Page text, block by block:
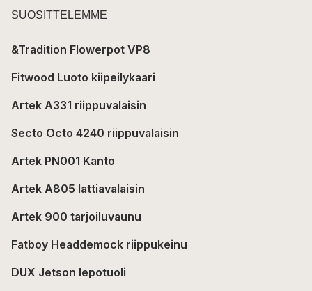
SUOSITTELEMME
&Tradition Flowerpot VP8
Fitwood Luoto kiipeilykaari
Artek A331 riippuvalaisin
Secto Octo 4240 riippuvalaisin
Artek PN001 Kanto
Artek A805 lattiavalaisin
Artek 900 tarjoiluvaunu
Fatboy Headdemock riippukeinu
DUX Jetson lepotuoli